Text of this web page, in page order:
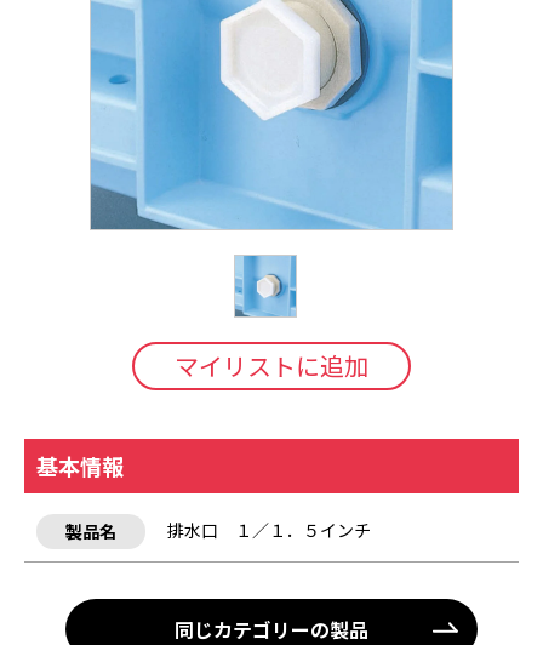
マイリストに追加
基本情報
製品名 排水口 １／１．５インチ
同じカテゴリーの製品